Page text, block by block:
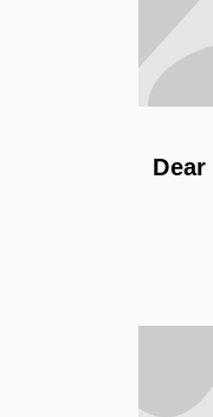
Dear